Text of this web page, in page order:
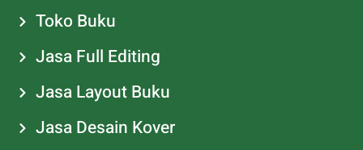
Toko Buku
Jasa Full Editing
Jasa Layout Buku
Jasa Desain Kover